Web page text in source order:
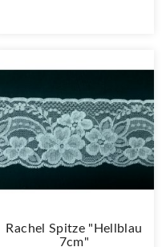
Rachel Spitze "Hellblau
7cm"